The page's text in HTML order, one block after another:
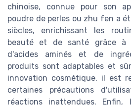
chinoise, connue pour son
poudre de perles ou zhu fen a
siècles, enrichissant les
beauté et de santé grâce à
d'acides aminés et de
produits sont adaptables et
innovation cosmétique, il est
certaines précautions
réactions inattendues. Enfin,